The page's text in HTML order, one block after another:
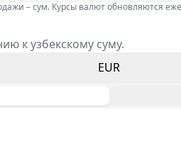
– сум. Курсы валют обновляются
к узбекскому суму.
EUR